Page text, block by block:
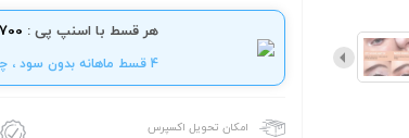
هر قسط با اسنپ پی :
4 قسط ماهانه بدون سود ، چک و ضامن .
امکان تحویل اکسپرس